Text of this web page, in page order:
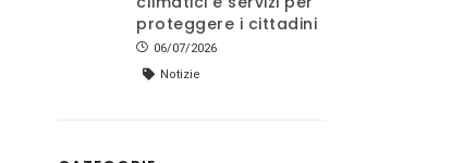
proteggere i cittadini
06/07/2026
Notizie